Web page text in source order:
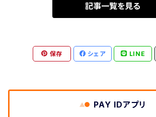
記事一覧を見る
保存 シェア LINE
PAY IDアプリ